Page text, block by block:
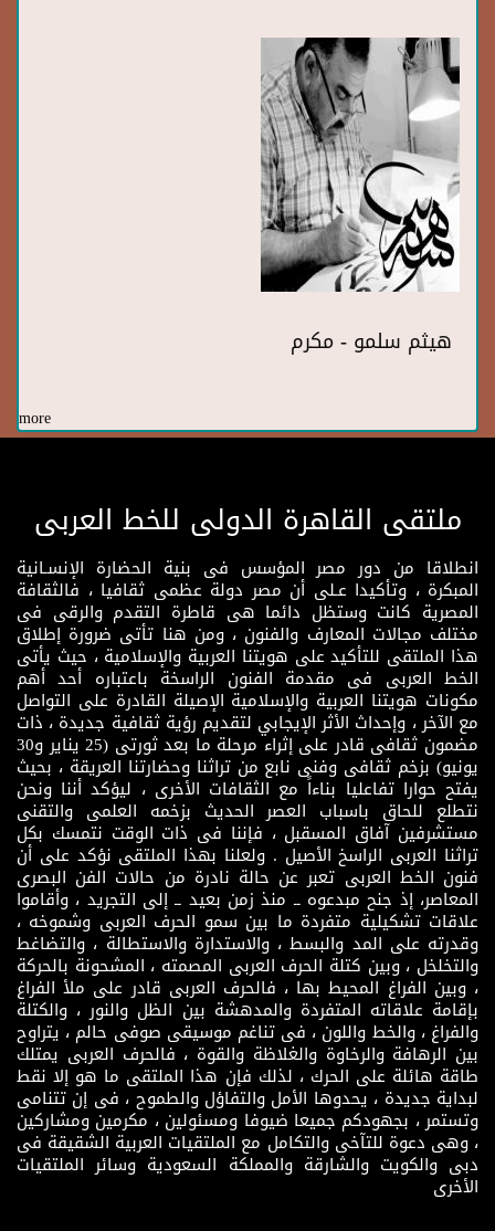
هيثم سلمو - مكرم
more
ملتقى القاهرة الدولى للخط العربى
انطلاقا من دور مصر المؤسس فى بنية الحضارة الإنسـانية
المبكرة ، وتأكيدا عـلى أن مصر دولة عظمى ثقافيا ، فالثقافة
المصرية كانت وستظل دائما هى قاطرة التقدم والرقى فى
مختلف مجالات المعارف والفنون ، ومن هنا تأتى ضرورة إطلاق
هذا الملتقى للتأكيد على هويتنا العربية والإسلامية ، حيث يأتى
الخط العربى فى مقدمة الفنون الراسخة باعتباره أحد أهم
مكونات هويتنا العربية والإسلامية الإصيلة القادرة على التواصل
مع الآخر ، وإحداث الأثر الإيجابي لتقديم رؤية ثقافية جديدة ، ذات
مضمون ثقافى قادر على إثراء مرحلة ما بعد ثورتى (25 يناير و30
يونيو) بزخم ثقافى وفنى نابع من تراثنا وحضارتنا العريقة ، بحيث
يفتح حوارا تفاعليا بناءاً مع الثقافات الأخرى ، ليؤكد أننا ونحن
نتطلع للحاق باسباب العصر الحديث بزخمه العلمى والتقنى
مستشرفين آفاق المسقبل ، فإننا فى ذات الوقت نتمسك بكل
تراثنا العربى الراسخ الأصيل . ولعلنا بهذا الملتقى نؤكد على أن
فنون الخط العربى تعبر عن حالة نادرة من حالات الفن البصرى
المعاصر، إذ جنح مبدعوه ــ منذ زمن بعيد ــ إلى التجريد ، وأقاموا
علاقات تشكيلية متفردة ما بين سمو الحرف العربى وشموخه ،
وقدرته على المد والبسط ، والاستدارة والاستطالة ، والتضاغط
والتخلخل ، وبين كتلة الحرف العربى المصمته ، المشحونة بالحركة
، وبين الفراغ المحيط بها ، فالحرف العربى قادر على ملأ الفراغ
بإقامة علاقاته المتفردة والمدهشة بين الظل والنور ، والكتلة
والفراغ ، والخط واللون ، فى تناغم موسيقى صوفى حالم ، يتراوح
بين الرهافة والرخاوة والغلاظة والقوة ، فالحرف العربى يمتلك
طاقة هائلة على الحرك ، لذلك فإن هذا الملتقى ما هو إلا نقط
لبداية جديدة ، يحدوها الأمل والتفاؤل والطموح ، فى إن تتنامى
وتستمر ، بجهودكم جميعا ضيوفا ومسئولين ، مكرمين ومشاركين
، وهى دعوة للتآخى والتكامل مع الملتقيات العربية الشقيقة فى
دبى والكويت والشارقة والمملكة السعودية وسائر الملتقيات
الأخرى